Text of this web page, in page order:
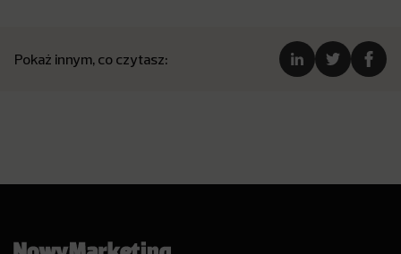
Pokaż innym, co czytasz: